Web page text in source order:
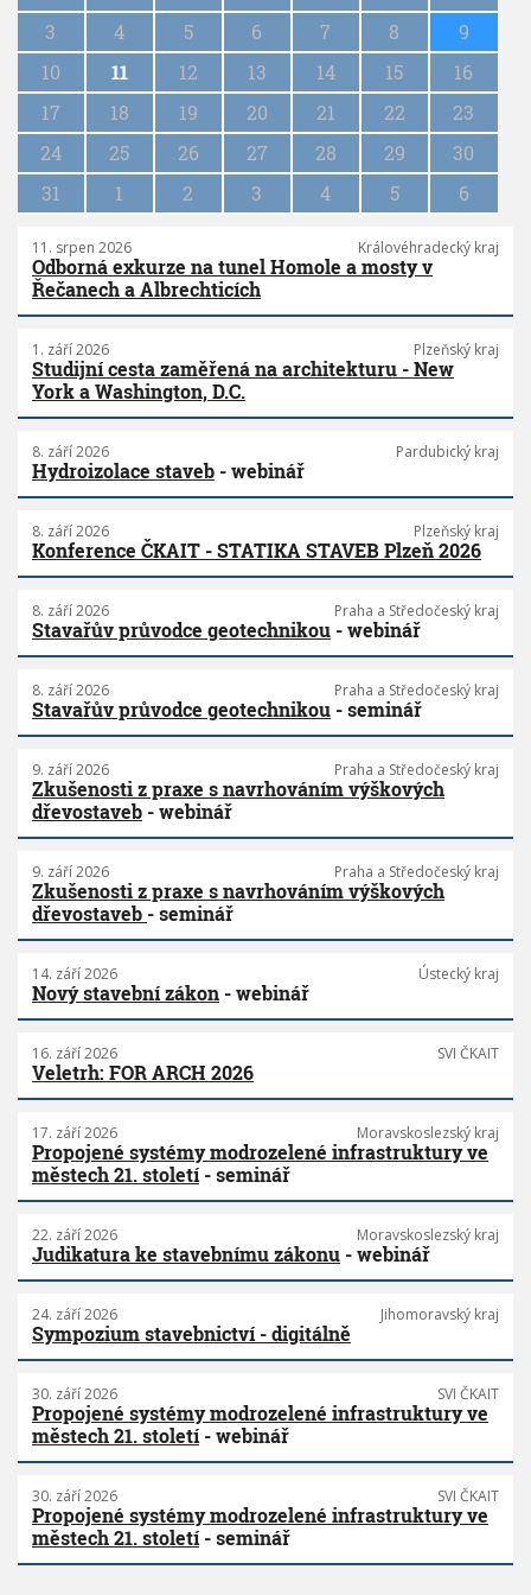
a
i
o
3
4 5 6 7 8
9
10
11 12 13 14 15
16
17
18 19 20 21 22
23
24
25 26 27 28 29
30
31
1 2 3 4 5 6
11. srpen 2026 Královéhradecký kraj
Odborná exkurze na tunel Homole a mosty v
Řečanech a Albrechticích
1. září 2026 Plzeňský kraj
Studijní cesta zaměřená na architekturu - New
York a Washington, D.C.
8. září 2026 Pardubický kraj
Hydroizolace staveb - webinář
8. září 2026 Plzeňský kraj
Konference ČKAIT - STATIKA STAVEB Plzeň 2026
8. září 2026 Praha a Středočeský kraj
Stavařův průvodce geotechnikou - webinář
8. září 2026 Praha a Středočeský kraj
Stavařův průvodce geotechnikou - seminář
9. září 2026 Praha a Středočeský kraj
Zkušenosti z praxe s navrhováním výškových
dřevostaveb - webinář
9. září 2026 Praha a Středočeský kraj
Zkušenosti z praxe s navrhováním výškových
dřevostaveb - seminář
14. září 2026 Ústecký kraj
Nový stavební zákon - webinář
16. září 2026 SVI ČKAIT
Veletrh: FOR ARCH 2026
17. září 2026 Moravskoslezský kraj
Propojené systémy modrozelené infrastruktury ve
městech 21. století- seminář
22. září 2026 Moravskoslezský kraj
Judikatura ke stavebnímu zákonu - webinář
24. září 2026 Jihomoravský kraj
Sympozium stavebnictví - digitálně
30. září 2026 SVI ČKAIT
Propojené systémy modrozelené infrastruktury ve
městech 21. století- webinář
30. září 2026 SVI ČKAIT
Propojené systémy modrozelené infrastruktury ve
městech 21. století- seminář